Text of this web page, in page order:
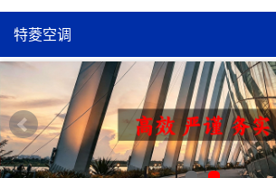
特菱空调